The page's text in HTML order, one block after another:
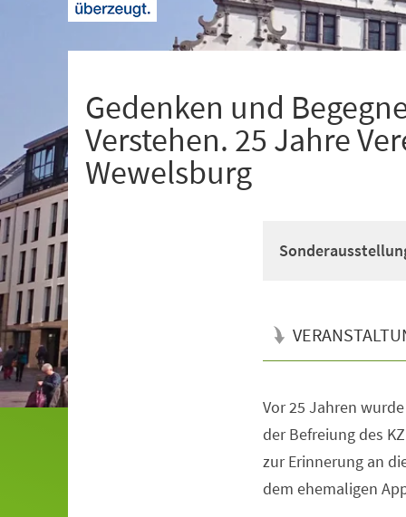
Gedenken und
Verstehen. 25 Jahre
Wewelsburg
Vor 25 Jahren
der Befreiung des
zur Erinnerung an
dem ehemaligen